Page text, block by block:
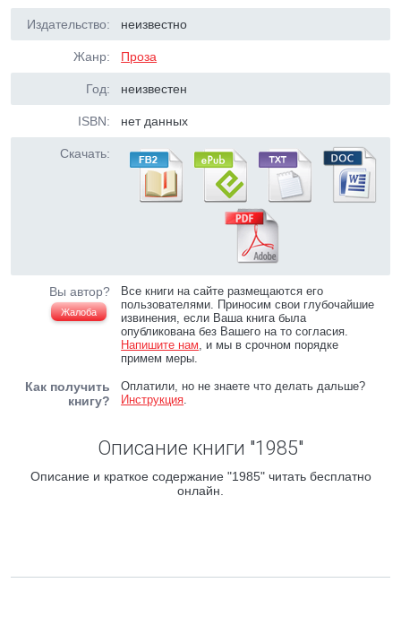
Издательство: неизвестно
Жанр: Проза
Год: неизвестен
ISBN: нет данных
Скачать:
Вы автор?
Жалоба
Все книги на сайте размещаются его
пользователями. Приносим свои глубочайшие
извинения, если Ваша книга была
опубликована без Вашего на то согласия.
Напишите нам, и мы в срочном порядке
примем меры.
Как получить
книгу?
Оплатили, но не знаете что делать дальше?
Инструкция.
Описание книги "1985"
Описание и краткое содержание "1985" читать бесплатно
онлайн.